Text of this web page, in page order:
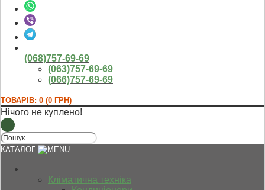
(068)757-69-69
(063)757-69-69
(066)757-69-69
ТОВАРІВ: 0 (0 ГРН)
Нічого не куплено!
КАТАЛОГ
Кліматична техніка